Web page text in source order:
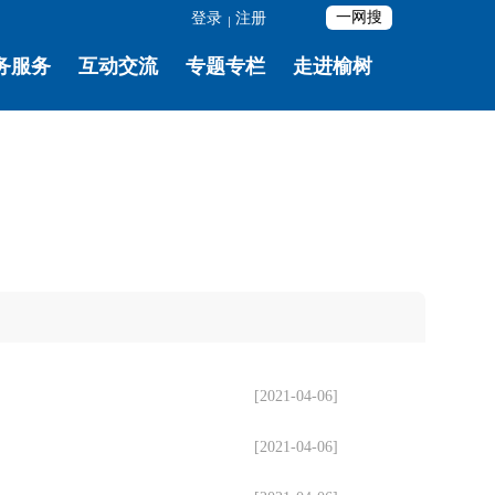
登录 注册
[2021-04-06]
[2021-04-06]